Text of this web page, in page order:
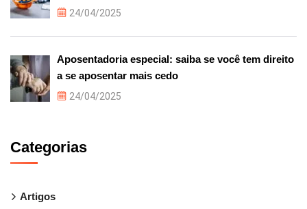
24/04/2025
Aposentadoria especial: saiba se você tem direito
a se aposentar mais cedo
24/04/2025
Categorias
Artigos